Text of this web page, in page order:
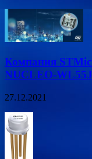
Компания
NUCLEO-
27.12.2021